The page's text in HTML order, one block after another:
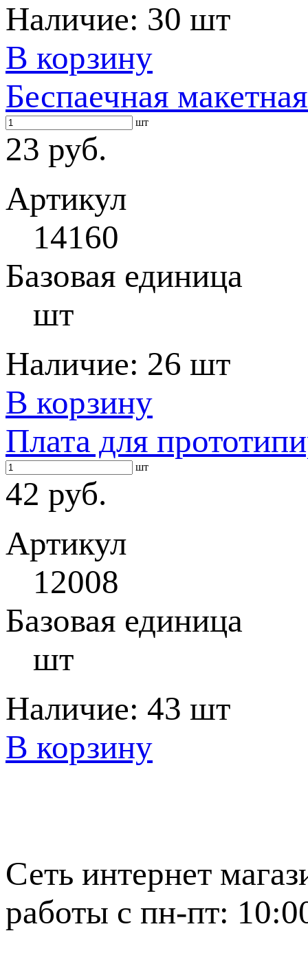
Наличие: 30 шт
В корзину
Беспаечная
шт
23 руб.
Артикул
14160
Базовая единица
шт
Наличие: 26 шт
В корзину
Плата для
шт
42 руб.
Артикул
12008
Базовая единица
шт
Наличие: 43 шт
В корзину
Сеть интернет
работы с пн-пт: